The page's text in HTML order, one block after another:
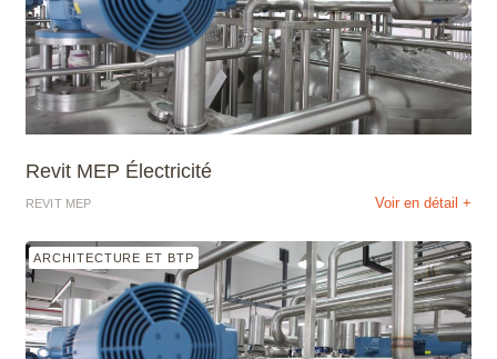
Revit MEP Électricité
REVIT MEP Voir en détail +
ARCHITECTURE ET BTP